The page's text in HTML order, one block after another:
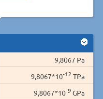
9,8067 Pa
9,8067*10-12 TPa
9,8067*10-9 GPa